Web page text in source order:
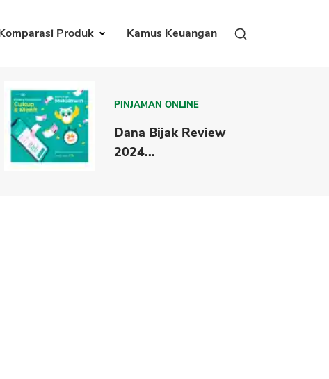
Produk Kamus Keuangan
PINJAMAN ONLINE
Dana Bijak Review
2024...